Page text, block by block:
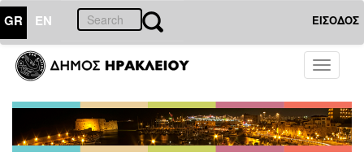
GR EN ΕΙΣΟΔΟΣ
Toggle
ΕΠΙΚΑΙΡΟΤΗΤΑ
Τύπου
Αρχείο